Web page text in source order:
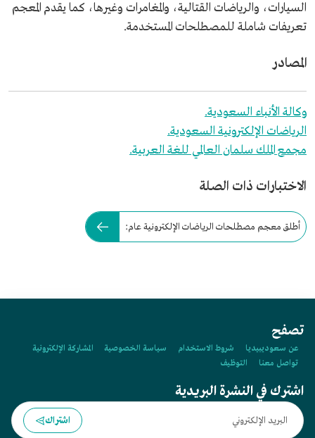
السيارات، والرياضات القتالية، والمغامرات وغيرها، كما يقدم المعجم
تعريفات شاملة للمصطلحات المستخدمة.
المصادر
وكالة الأنباء السعودية.
الرياضات الإلكترونية السعودية.
مجمع الملك سلمان العالمي للغة العربية.
الاختبارات ذات الصلة
أطلق معجم مصطلحات الرياضات الإلكترونية عام:
تصفح
عن سعوديبيديا شروط الاستخدام سياسة الخصوصية
المشاركة الإلكترونية
تواصل معنا
التوظيف
اشترك في النشرة البريدية
اشتراك